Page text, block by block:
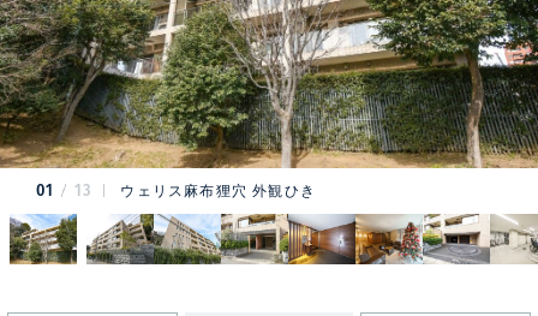
01 13 ウェリス麻布狸穴 外観ひき